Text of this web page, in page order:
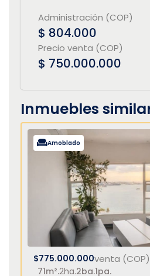
Administración (COP)
$ 804.000
Precio venta (COP)
$ 750.000.000
Inmuebles
Amoblado
venta (COP)
$775.000.000
71m².2ha.2ba.1pa.